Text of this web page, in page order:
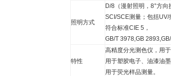
照明方式
D/8（漫射照明，8°方向
SCI/SCE测量；包括UV/
符合标准CIE 5，
GB/T 3978,GB
特性
高精度分光测色仪，用
用于塑胶电子、油漆油
用于荧光样品测量。